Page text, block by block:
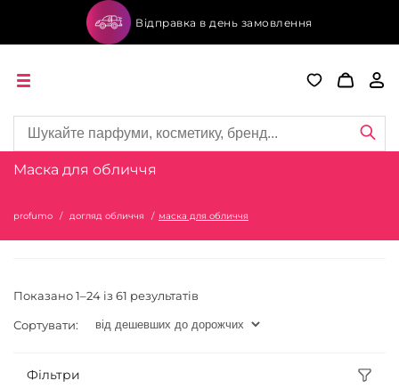
Відправка в день замовлення
Маска для обличчя
profumo догляд обличчя маска для обличчя
Показано 1–24 із 61 результатів
Сортувати:
Фільтри